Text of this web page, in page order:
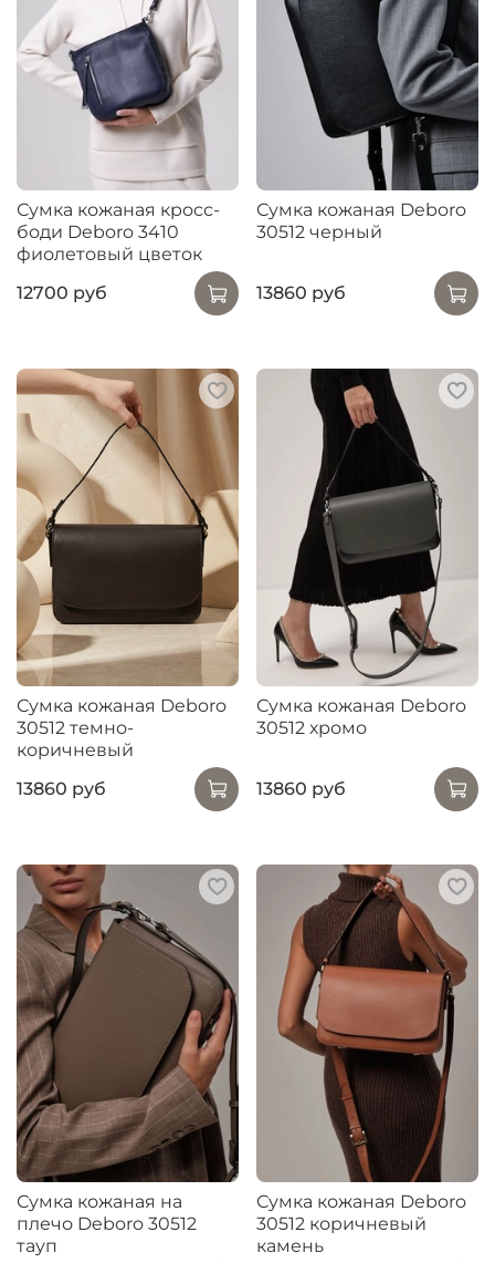
Сумка кожаная кросс-
боди Deboro 3410
фиолетовый цветок
12700 руб
Сумка кожаная Deboro
30512 черный
13860 руб
Сумка кожаная Deboro
30512 темно-
коричневый
13860 руб
Сумка кожаная Deboro
30512 хромо
13860 руб
Сумка кожаная на
плечо Deboro 30512
тауп
Сумка кожаная Deboro
30512 коричневый
камень